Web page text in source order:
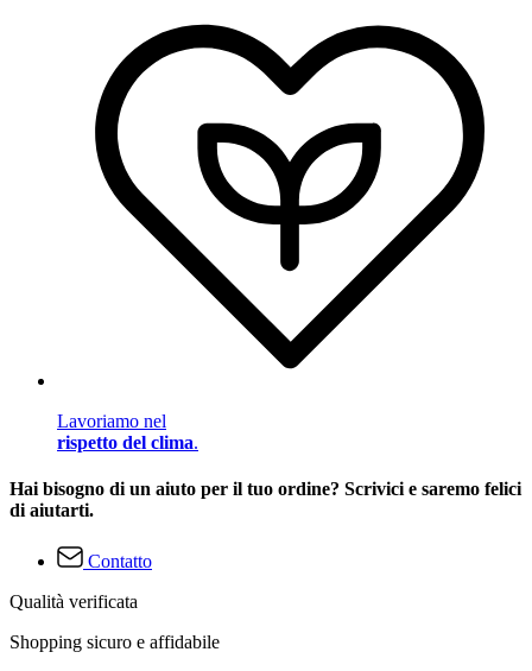
Lavoriamo nel
rispetto del clima.
Hai bisogno di un aiuto per il tuo ordine? Scrivici e saremo felici
di aiutarti.
Contatto
Qualità verificata
Shopping sicuro e affidabile